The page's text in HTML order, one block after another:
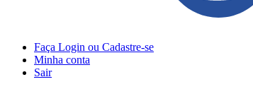
Faça Login ou Cadastre-se
Minha conta
Sair